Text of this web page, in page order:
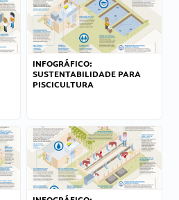
INFOGRÁFICO:
SUSTENTABILIDADE PARA
PISCICULTURA